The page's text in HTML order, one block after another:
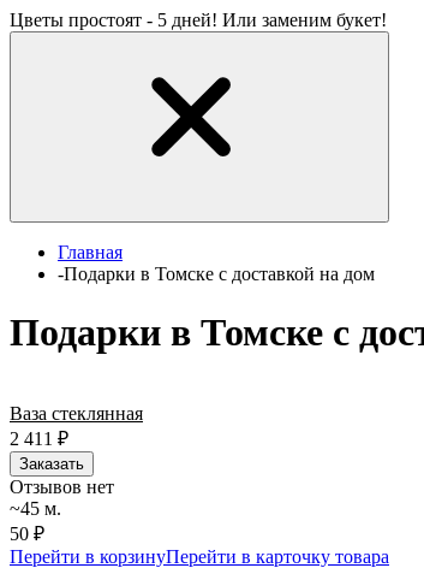
Цветы простоят - 5 дней! Или заменим букет!
Главная
-Подарки в Томске с доставкой на дом
Подарки в Томске с
Ваза стеклянная
2 411
₽
Заказать
Отзывов нет
~45 м.
50 ₽
Перейти в корзинуПерейти в карточку товара